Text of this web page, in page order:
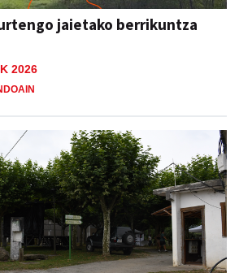
jaietako berrikuntza
2026